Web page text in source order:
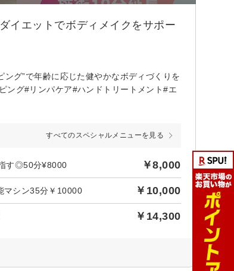
イエットでボディメイクをサポー
グ”で年齢に応じた健やかなボディづくりを
ング#リンパケア#ハンドトリートメント#エ
すべてのスペシャルメニューを見る
す◎50分¥8000 ￥8,000
マシン35分￥10000 ￥10,000
￥14,300